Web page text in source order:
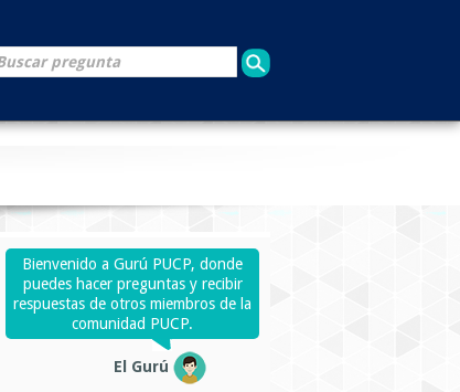
Bienvenido a Gurú PUCP, donde
puedes hacer preguntas y recibir
respuestas de otros miembros de la
comunidad PUCP.
El Gurú